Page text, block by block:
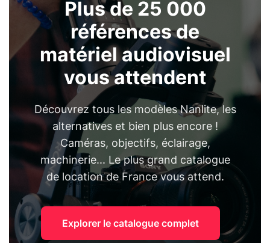
Plus de 25 000
références de
matériel audiovisuel
vous attendent
Découvrez tous les modèles Nanlite, les
alternatives et bien plus encore !
Caméras, objectifs, éclairage,
machinerie... Le plus grand catalogue
de location de France vous attend.
Explorer le catalogue complet